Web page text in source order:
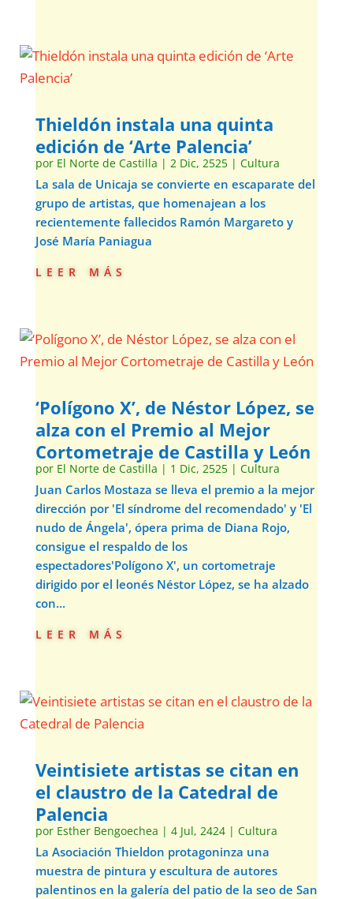
Thieldón instala una quinta
edición de ‘Arte Palencia’
por El Norte de Castilla | 2 Dic, 2525| Cultura
La sala de Unicaja se convierte en escaparate del
grupo de artistas, que homenajean a los
recientemente fallecidos Ramón Margareto y
José María Paniagua
leer más
‘Polígono X’, de Néstor López, se
alza con el Premio al Mejor
Cortometraje de Castilla y León
por El Norte de Castilla | 1 Dic, 2525| Cultura
Juan Carlos Mostaza se lleva el premio a la mejor
dirección por 'El síndrome del recomendado' y 'El
nudo de Ángela', ópera prima de Diana Rojo,
consigue el respaldo de los
espectadores'Polígono X', un cortometraje
dirigido por el leonés Néstor López, se ha alzado
con...
leer más
Veintisiete artistas se citan en
el claustro de la Catedral de
Palencia
por Esther Bengoechea | 4 Jul, 2424| Cultura
La Asociación Thieldon protagoninza una
muestra de pintura y escultura de autores
palentinos en la galería del patio de la seo de San